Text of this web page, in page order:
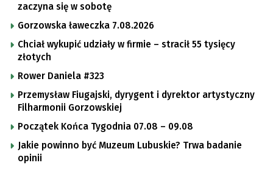
zaczyna się w sobotę
Gorzowska ławeczka 7.08.2026
Chciał wykupić udziały w firmie – stracił 55 tysięcy
złotych
Rower Daniela #323
Przemysław Fiugajski, dyrygent i dyrektor artystyczny
Filharmonii Gorzowskiej
Początek Końca Tygodnia 07.08 – 09.08
Jakie powinno być Muzeum Lubuskie? Trwa badanie
opinii